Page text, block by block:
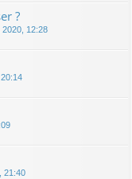
?
2020, 12:28
21:40